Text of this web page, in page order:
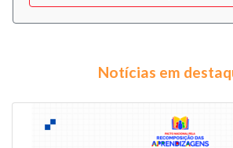
Notícias em